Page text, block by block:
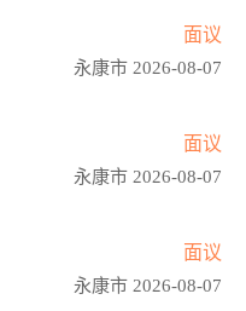
面议
永康市 2026-08-07
面议
永康市 2026-08-07
面议
永康市 2026-08-07